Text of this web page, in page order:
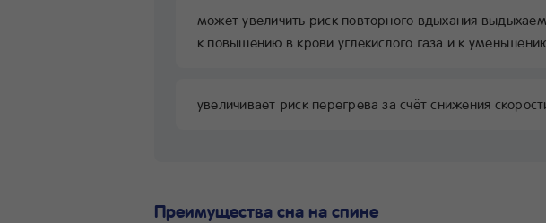
может увеличить риск повторного вдыхания
к повышению в крови углекислого газа и к
увеличивает риск перегрева за счёт снижения
Преимущества сна на спине